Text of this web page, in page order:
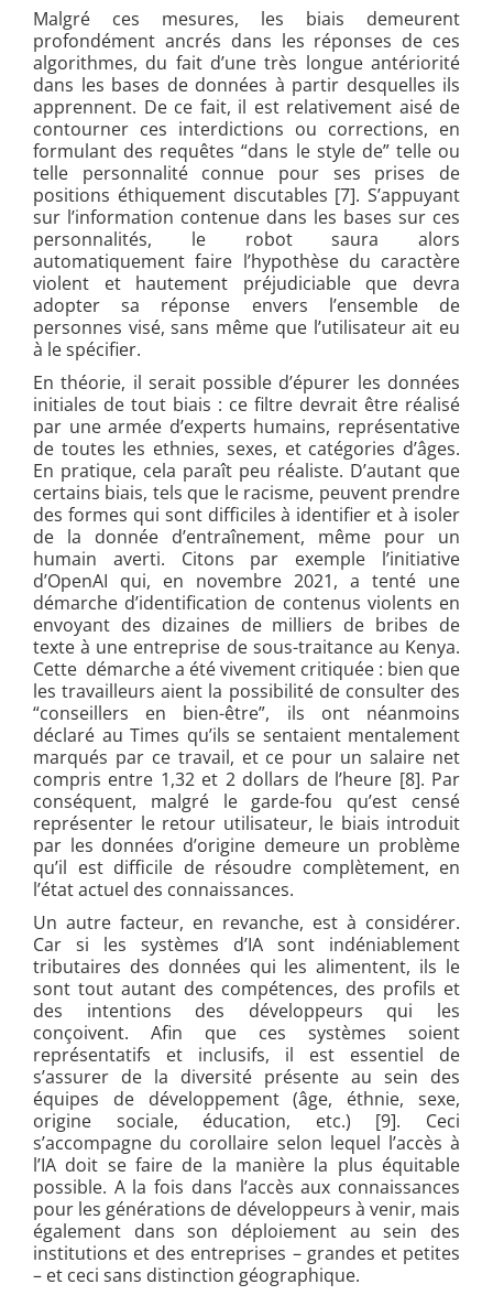
Malgré ces mesures, les biais demeurent
profondément ancrés dans les réponses de ces
algorithmes, du fait d’une très longue antériorité
dans les bases de données à partir desquelles ils
apprennent. De ce fait, il est relativement aisé de
contourner ces interdictions ou corrections, en
formulant des requêtes “dans le style de” telle ou
telle personnalité connue pour ses prises de
positions éthiquement discutables [7]. S’appuyant
sur l’information contenue dans les bases sur ces
personnalités, le robot saura alors
automatiquement faire l’hypothèse du caractère
violent et hautement préjudiciable que devra
adopter sa réponse envers l’ensemble de
personnes visé, sans même que l’utilisateur ait eu
à le spécifier.
En théorie, il serait possible d’épurer les données
initiales de tout biais : ce filtre devrait être réalisé
par une armée d’experts humains, représentative
de toutes les ethnies, sexes, et catégories d’âges.
En pratique, cela paraît peu réaliste. D’autant que
certains biais, tels que le racisme, peuvent prendre
des formes qui sont difficiles à identifier et à isoler
de la donnée d’entraînement, même pour un
humain averti. Citons par exemple l’initiative
d’OpenAI qui, en novembre 2021, a tenté une
démarche d’identification de contenus violents en
envoyant des dizaines de milliers de bribes de
texte à une entreprise de sous-traitance au Kenya.
Cette démarche a été vivement critiquée : bien que
les travailleurs aient la possibilité de consulter des
“conseillers en bien-être”, ils ont néanmoins
déclaré au Times qu’ils se sentaient mentalement
marqués par ce travail, et ce pour un salaire net
compris entre 1,32 et 2 dollars de l’heure [8]. Par
conséquent, malgré le garde-fou qu’est censé
représenter le retour utilisateur, le biais introduit
par les données d’origine demeure un problème
qu’il est difficile de résoudre complètement, en
l’état actuel des connaissances.
Un autre facteur, en revanche, est à considérer.
Car si les systèmes d’IA sont indéniablement
tributaires des données qui les alimentent, ils le
sont tout autant des compétences, des profils et
des intentions des développeurs qui les
conçoivent. Afin que ces systèmes soient
représentatifs et inclusifs, il est essentiel de
s’assurer de la diversité présente au sein des
équipes de développement (âge, éthnie, sexe,
origine sociale, éducation, etc.) [9]. Ceci
s’accompagne du corollaire selon lequel l’accès à
l’IA doit se faire de la manière la plus équitable
possible. A la fois dans l’accès aux connaissances
pour les générations de développeurs à venir, mais
également dans son déploiement au sein des
institutions et des entreprises – grandes et petites
– et ceci sans distinction géographique.